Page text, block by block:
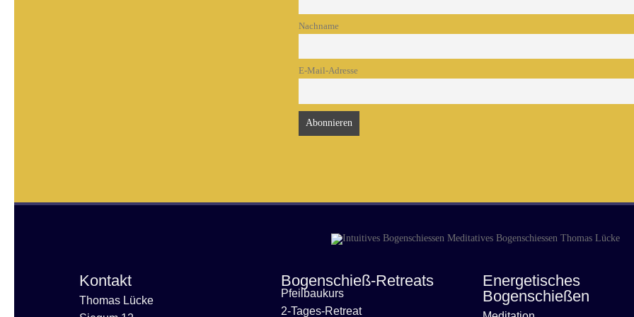
Nachname
E-Mail-Adresse
Kontakt
Thomas Lücke
Bogenschieß-Retreats
Pfeilbaukurs
2-Tages-Retreat
Energetisches
Bogenschießen